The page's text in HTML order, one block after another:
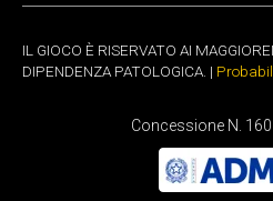
IL GIOCO È RISERVATO AI
DIPENDENZA PATOLOGICA. |
Concessione N.